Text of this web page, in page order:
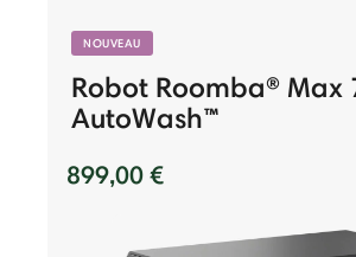
NOUVEAU
Robot Roomba®
AutoWash™
899,00 €